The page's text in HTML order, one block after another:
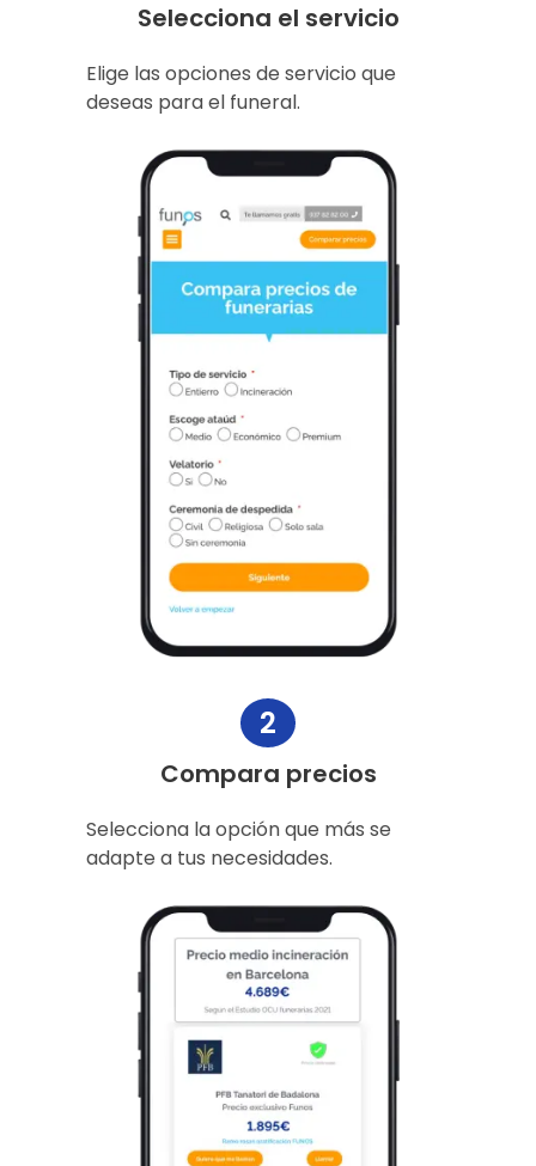
Selecciona el servicio
Elige las opciones de servicio que
deseas para el funeral.
2
Compara precios
Selecciona la opción que más se
adapte a tus necesidades.